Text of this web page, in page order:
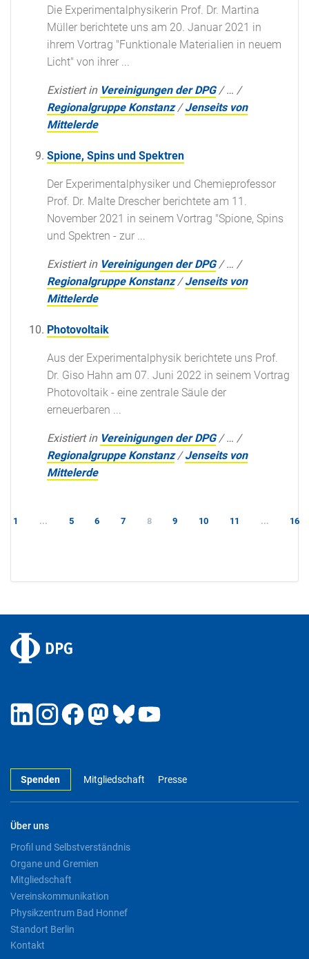
Die Experimentalphysikerin Prof. Dr. Martina
Müller berichtete uns am 20. Januar 2021 in
ihrem Vortrag "Funktionale Materialien in neuem
Licht" von ihrer ...
Existiert in Vereinigungen der DPG /… /
Regionalgruppe Konstanz /Jenseits von
Mittelerde
Spione, Spins und Spektren
Der Experimentalphysiker und Chemieprofessor
Prof. Dr. Malte Drescher berichtete am 11.
November 2021 in seinem Vortrag "Spione, Spins
und Spektren - zur ...
Existiert in Vereinigungen der DPG /… /
Regionalgruppe Konstanz /Jenseits von
Mittelerde
Photovoltaik
Aus der Experimentalphysik berichtete uns Prof.
Dr. Giso Hahn am 07. Juni 2022 in seinem Vortrag
Photovoltaik - eine zentrale Säule der
erneuerbaren ...
Existiert in Vereinigungen der DPG /… /
Regionalgruppe Konstanz /Jenseits von
Mittelerde
1 ... 5 6 7 8 9 10 11 ... 16
Spenden Mitgliedschaft Presse
Über uns
Profil und Selbstverständnis
Organe und Gremien
Mitgliedschaft
Vereinskommunikation
Physikzentrum Bad Honnef
Standort Berlin
Kontakt